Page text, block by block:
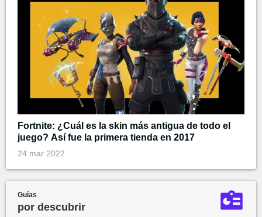
Fortnite: ¿Cuál es la skin más antigua de todo el
juego? Así fue la primera tienda en 2017
24 mar 2022
Guías
por descubrir